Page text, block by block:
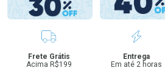
Benefícios
Frete Grátis
Acima R$199
Entrega
Em até 2 horas